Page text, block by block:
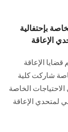
بإحتفالية
الإعاقة
قضايا الإعاقة
شاركت كلية
الاحتياجات الخاصة
لمتحدي الإعاقة